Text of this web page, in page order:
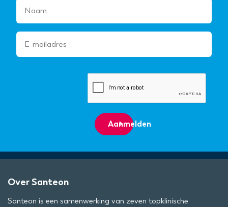
Aanmelden
Over Santeon
Santeon is een samenwerking van zeven topklinische